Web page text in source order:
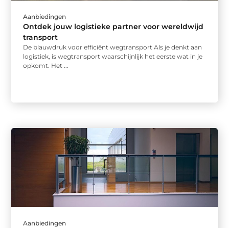
Aanbiedingen
Ontdek jouw logistieke partner voor wereldwijd
transport
De blauwdruk voor efficiënt wegtransport Als je denkt aan
logistiek, is wegtransport waarschijnlijk het eerste wat in je
opkomt. Het ...
Aanbiedingen